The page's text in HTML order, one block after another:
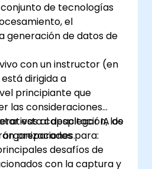
conjunto de tecnologías
el
generación de datos de
con un instructor (en
dirigida a
principiante que
las consideraciones
al desplegar IA de
esta capacitación, los
preparados para:
desafíos de
con la captura y